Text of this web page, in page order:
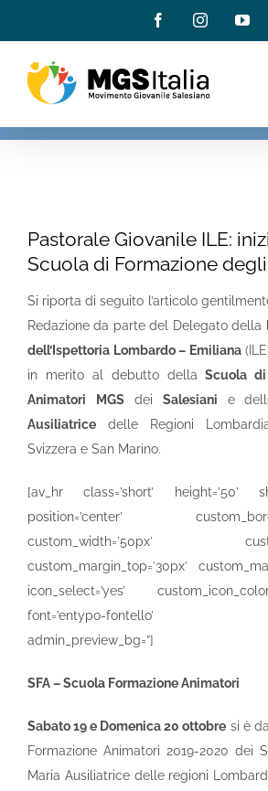
contenuto
FacebookInstagram
immagine
Pastorale Giovanile ILE:
Scuola di Formazione
Si riporta di seguito l’articolo
Redazione da parte del Delegato della
dell’Ispettoria Lombardo – Emiliana
in merito al debutto dellaScuola
Animatori
MGSdei Salesiani e
Ausiliatrice delle Regioni
Svizzera e San Marino.
[av_hr class=’short’ height=’50’
position=’center’
custom_width=’50px’
custom_margin_top=’30px’
icon_select=’yes’
font=’entypo-fontello’
admin_preview_bg=”]
SFA – Scuola Formazione Animatori
Sabato 19 e Domenica 20 ottobre si è
Formazione Animatori 2019-2020 dei
Maria Ausiliatrice delle regioni